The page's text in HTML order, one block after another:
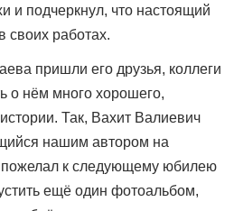
и подчеркнул, что настоящий
своих работах.
пришли его друзья, коллеги
о нём много хорошего,
Так, Вахит Валиевич
нашим автором на
пожелал к следующему юбилею
ещё один фотоальбом,